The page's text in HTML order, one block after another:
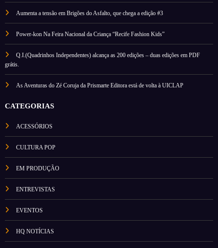
Aumenta a tensão em Brigões do Asfalto, que chega a edição #3
Power-kon Na Feira Nacional da Criança “Recife Fashion Kids”
Q.I.(Quadrinhos Independentes) alcança as 200 edições – duas edições em PDF
grátis.
As Aventuras do Zé Coruja da Prismarte Editora está de volta à UICLAP
CATEGORIAS
ACESSÓRIOS
CULTURA POP
EM PRODUÇÃO
ENTREVISTAS
EVENTOS
HQ NOTÍCIAS